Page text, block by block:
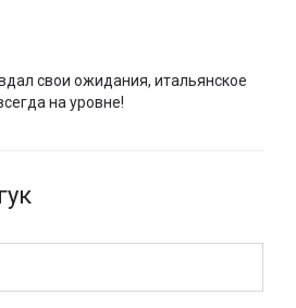
свои ожидания, итальянское
на уровне!